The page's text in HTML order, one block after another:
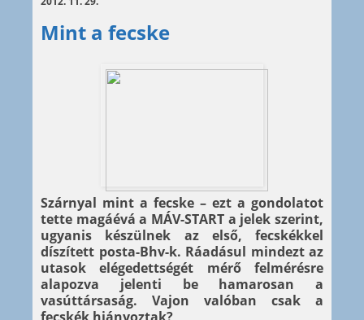
Mint a fecske
Szárnyal mint a fecske – ezt a gondolatot
tette magáévá a MÁV-START a jelek szerint,
ugyanis készülnek az első, fecskékkel
díszített posta-Bhv-k. Ráadásul mindezt az
utasok elégedettségét mérő felmérésre
alapozva jelenti be hamarosan a
vasúttársaság. Vajon valóban csak a